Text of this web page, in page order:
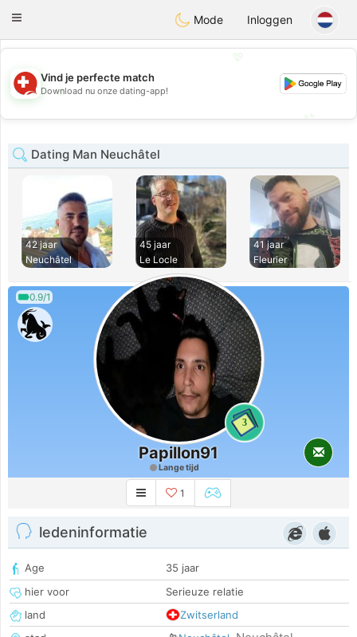
Suissi
Toggle
Mode Inloggen
💖
💕
Vind je perfecte match
Download nu onze dating-app!
Dating Man Neuchâtel
42 jaar
Neuchâtel
45 jaar
Le Locle
41 jaar
Fleurier
0.9/1
3
Papillon91
Lange tijd
1
ledeninformatie
Age
35 jaar
hier voor
Serieuze relatie
land
Zwitserland